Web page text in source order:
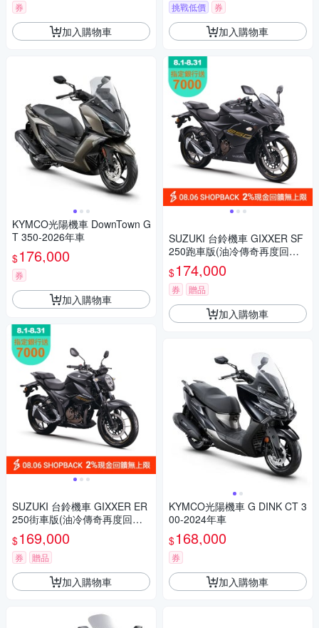
券
加入購物車
KYMCO光陽機車 DownTown G
T 350-2026年車
$176,000
券
加入購物車
SUZUKI 台鈴機車 GIXXER ER
250街車版(油冷傳奇再度回歸/
2023年全新機車)
$169,000
券 贈品
加入購物車
挑戰低價 券
加入購物車
SUZUKI 台鈴機車 GIXXER SF
250跑車版(油冷傳奇再度回歸/
2023年全新機車)
$174,000
券 贈品
加入購物車
KYMCO光陽機車 G DINK CT 3
00-2024年車
$168,000
券
加入購物車